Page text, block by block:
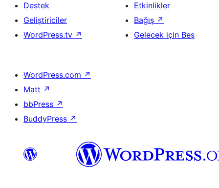
Destek
Geliştiriciler
WordPress.tv ↗
Etkinlikler
Bağış ↗
Gelecek için Beş
WordPress.com ↗
Matt ↗
bbPress ↗
BuddyPress ↗